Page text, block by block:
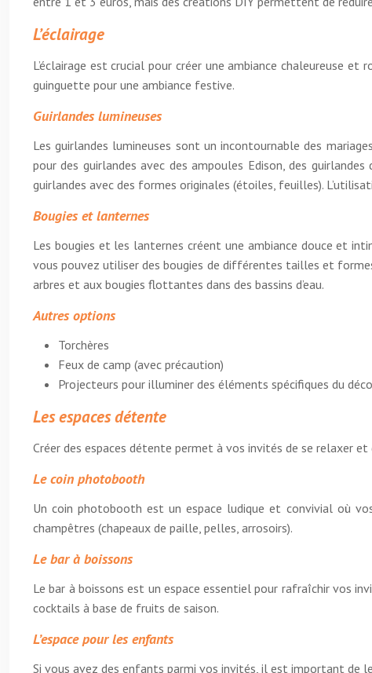
L’éclairage
L’éclairage est crucial pour créer une ambiance chaleureuse
guinguette pour une ambiance festive.
Guirlandes lumineuses
Les guirlandes lumineuses sont un incontournable des
pour des guirlandes avec des ampoules Edison, des
guirlandes avec des formes originales (étoiles, feuilles).
Bougies et lanternes
Les bougies et les lanternes créent une ambiance douce et
vous pouvez utiliser des bougies de différentes tailles et
arbres et aux bougies flottantes dans des bassins d’eau.
Autres options
Torchères
Feux de camp (avec précaution)
Projecteurs pour illuminer des éléments spécifiques du
Les espaces détente
Créer des espaces détente permet à vos invités de se relaxer
Le coin photobooth
Un coin photobooth est un espace ludique et convivial où
champêtres (chapeaux de paille, pelles, arrosoirs).
Le bar à boissons
Le bar à boissons est un espace essentiel pour rafraîchir vos
cocktails à base de fruits de saison.
L’espace pour les enfants
Si vous avez des enfants parmi vos invités, il est important de